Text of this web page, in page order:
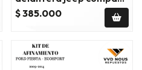
patriot dodge caliber
2007-2017
$ 385.000